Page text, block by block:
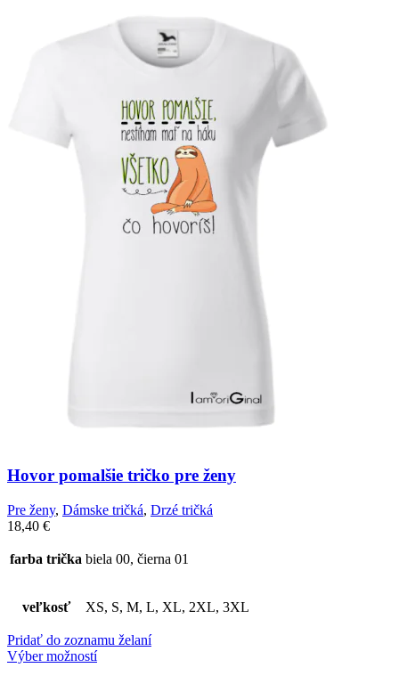
Hovor pomalšie tričko pre ženy
Pre ženy, Dámske tričká, Drzé tričká
18,40 €
farba trička biela 00, čierna 01
veľkosť XS, S, M, L, XL, 2XL, 3XL
Pridať do zoznamu želaní
Výber možností